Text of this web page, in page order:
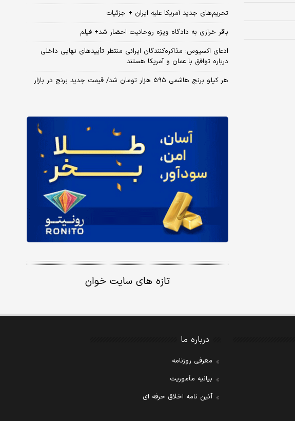
تحریم‌های جدید آمریکا علیه ایران + جزئیات
باقر خرازی به دادگاه ویژه روحانیت احضار شد+ فیلم
ادعای اکسیوس: مذاکره‌کنندگان ایرانی منتظر تأییدهای نهایی داخلی
درباره توافق با عمان و آمریکا هستند
هر کیلو برنج هاشمی ۵۹۵ هزار تومان شد/ قیمت جدید برنج در بازار
تازه های سایت خوان
درباره ما
معرفی روزنامه
بیانیه مأموریت
آئین نامه اخلاق حرفه ای